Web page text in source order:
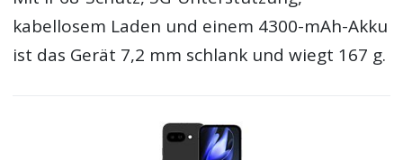
kabellosem Laden und einem 4300-mAh-Akku
ist das Gerät 7,2 mm schlank und wiegt 167 g.